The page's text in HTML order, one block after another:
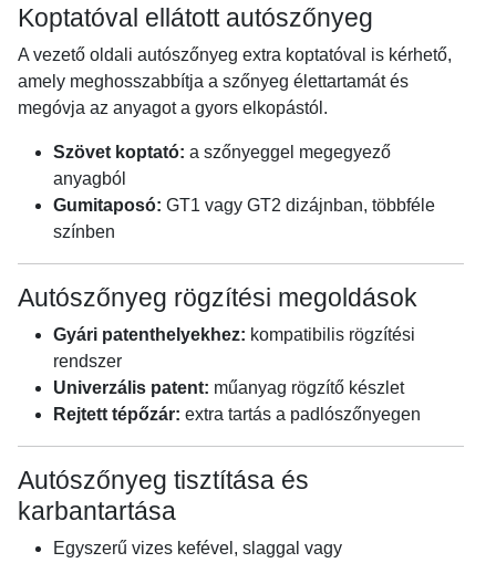
Koptatóval ellátott autószőnyeg
A vezető oldali autószőnyeg extra koptatóval is kérhető,
amely meghosszabbítja a szőnyeg élettartamát és
megóvja az anyagot a gyors elkopástól.
Szövet koptató: a szőnyeggel megegyező
anyagból
Gumitaposó: GT1 vagy GT2 dizájnban, többféle
színben
Autószőnyeg rögzítési megoldások
Gyári patenthelyekhez: kompatibilis rögzítési
rendszer
Univerzális patent: műanyag rögzítő készlet
Rejtett tépőzár: extra tartás a padlószőnyegen
Autószőnyeg tisztítása és
karbantartása
Egyszerű vizes kefével, slaggal vagy